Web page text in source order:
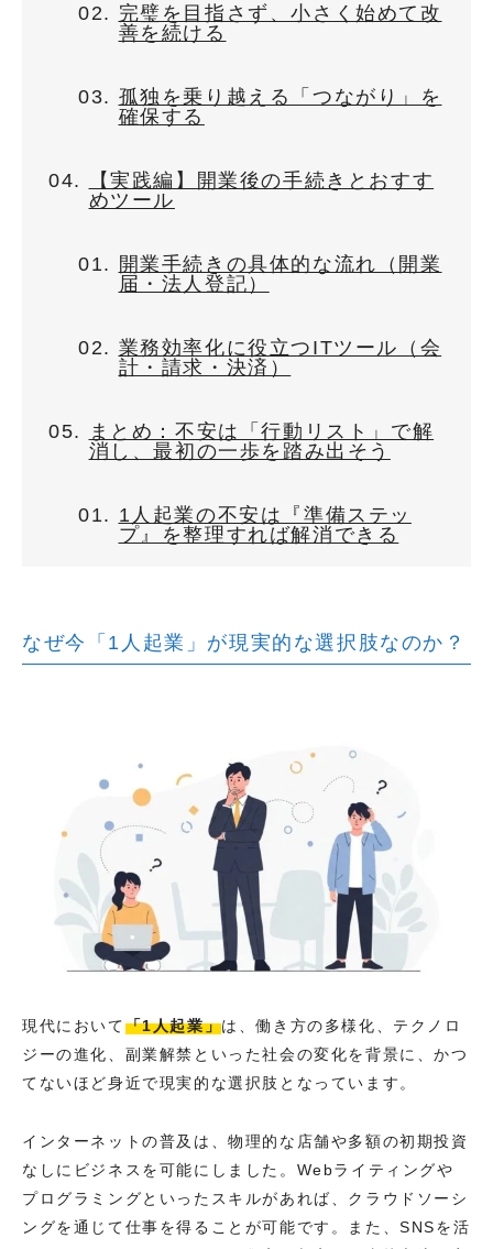
完璧を目指さず、小さく始めて改
善を続ける
孤独を乗り越える「つながり」を
確保する
【実践編】開業後の手続きとおすす
めツール
開業手続きの具体的な流れ（開業
届・法人登記）
業務効率化に役立つITツール（会
計・請求・決済）
まとめ：不安は「行動リスト」で解
消し、最初の一歩を踏み出そう
1人起業の不安は『準備ステッ
プ』を整理すれば解消できる
なぜ今「1人起業」が現実的な選択肢なのか？
現代において「1人起業」は、働き方の多様化、テクノロ
ジーの進化、副業解禁といった社会の変化を背景に、かつ
てないほど身近で現実的な選択肢となっています。
インターネットの普及は、物理的な店舗や多額の初期投資
なしにビジネスを可能にしました。Webライティングや
プログラミングといったスキルがあれば、クラウドソーシ
ングを通じて仕事を得ることが可能です。また、SNSを活